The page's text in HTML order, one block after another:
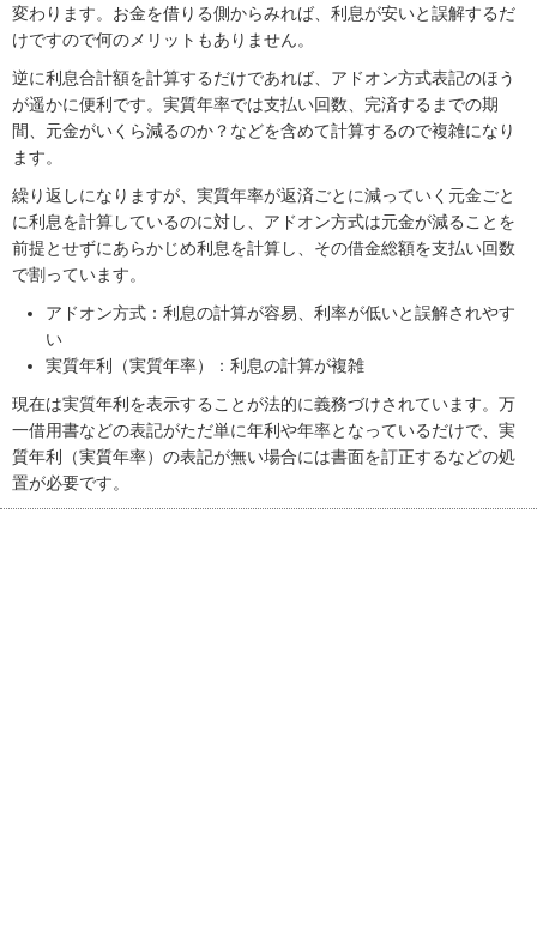
変わります。お金を借りる側からみれば、利息が安いと誤解するだ
けですので何のメリットもありません。
逆に利息合計額を計算するだけであれば、アドオン方式表記のほう
が遥かに便利です。実質年率では支払い回数、完済するまでの期
間、元金がいくら減るのか？などを含めて計算するので複雑になり
ます。
繰り返しになりますが、実質年率が返済ごとに減っていく元金ごと
に利息を計算しているのに対し、アドオン方式は元金が減ることを
前提とせずにあらかじめ利息を計算し、その借金総額を支払い回数
で割っています。
アドオン方式：利息の計算が容易、利率が低いと誤解されやす
い
実質年利（実質年率）：利息の計算が複雑
現在は実質年利を表示することが法的に義務づけされています。万
一借用書などの表記がただ単に年利や年率となっているだけで、実
質年利（実質年率）の表記が無い場合には書面を訂正するなどの処
置が必要です。